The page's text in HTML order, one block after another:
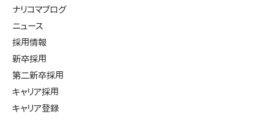
ナリコマブログ
ニュース
採用情報
新卒採用
第二新卒採用
キャリア採用
キャリア登録